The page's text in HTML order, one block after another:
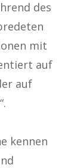
des
mit
auf
auf
kennen